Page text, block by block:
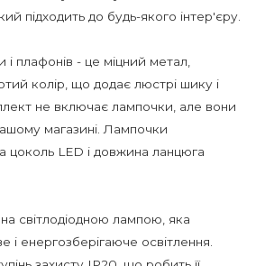
підходить до будь-якого інтер'єру.
плафонів - це міцний метал,
колір, що додає люстрі шику і
не включає лампочки, але вони
магазині. Лампочки
цоколь LED і довжина ланцюга
світлодіодною лампою, яка
і енергозберігаюче освітлення.